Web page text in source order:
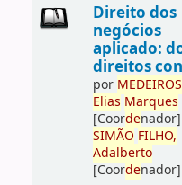
Direito dos
negócios
aplicado:
direitos
por MEDEIROS
Elias Marques
[Coordenador]
SIMÃO FILHO,
Adalberto
[Coordenador]